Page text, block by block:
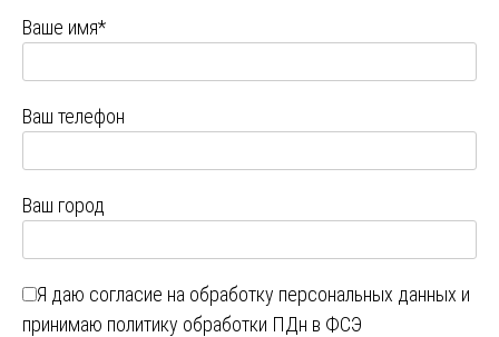
Ваше имя*
Ваш телефон
Ваш город
Я даю согласие на обработку персональных данных и
принимаю политику обработки ПДн в ФСЭ